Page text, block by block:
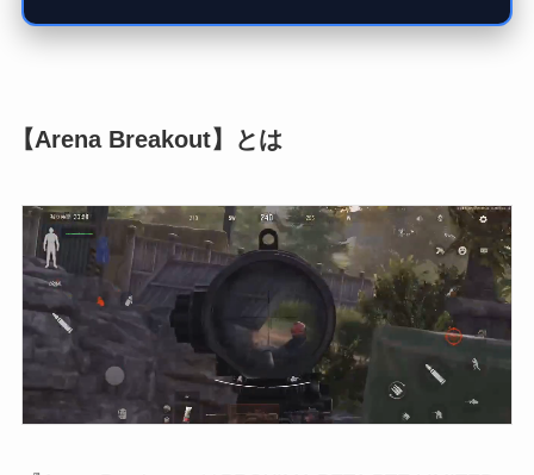
【Arena Breakout】とは